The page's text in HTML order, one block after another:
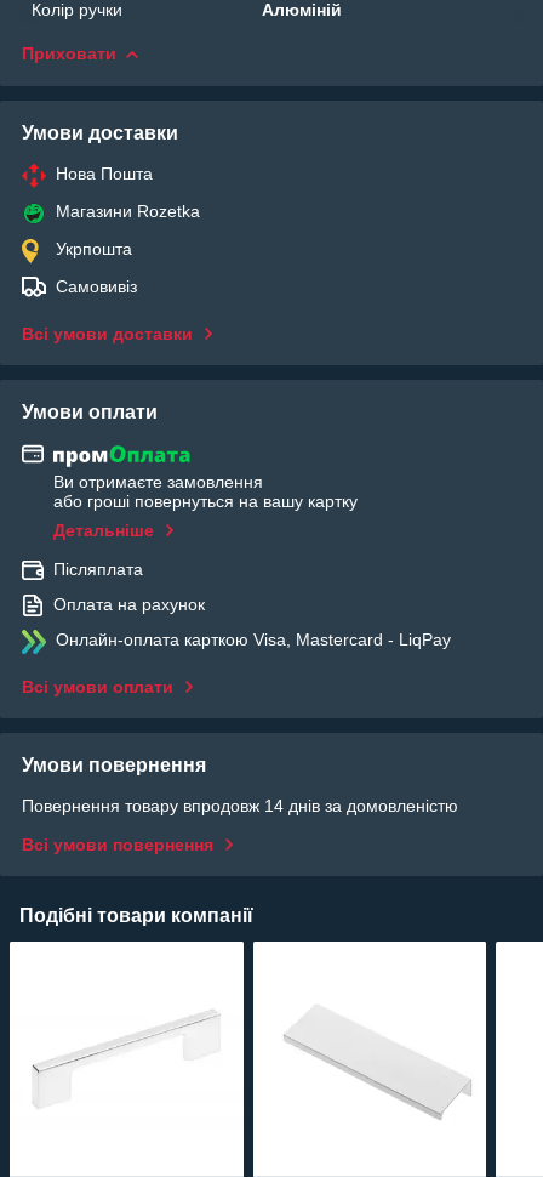
Колір ручки Алюміній
Приховати
Умови доставки
Нова Пошта
Магазини Rozetka
Укрпошта
Самовивіз
Всі умови доставки
Умови оплати
Ви отримаєте замовлення
або гроші повернуться на вашу картку
Детальніше
Післяплата
Оплата на рахунок
Онлайн-оплата карткою Visa, Mastercard - LiqPay
Всі умови оплати
Умови повернення
Повернення товару впродовж 14 днів за домовленістю
Всі умови повернення
Подібні товари компанії